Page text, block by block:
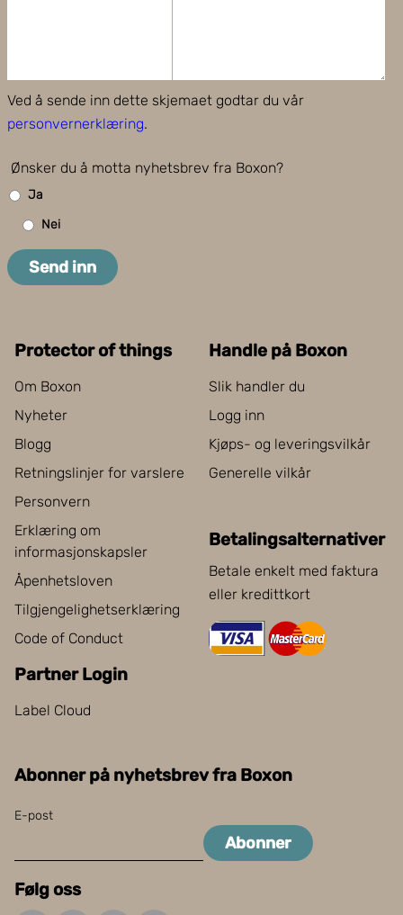
Ved å sende inn dette skjemaet godtar du vår
personvernerklæring.
Ønsker du å motta nyhetsbrev fra Boxon?
Ja
Nei
Send inn
Protector of things
Om Boxon
Nyheter
Blogg
Retningslinjer for varslere
Personvern
Erklæring om
informasjonskapsler
Åpenhetsloven
Tilgjengelighetserklæring
Code of Conduct
Partner Login
Label Cloud
Handle på Boxon
Slik handler du
Logg inn
Kjøps- og leveringsvilkår
Generelle vilkår
Betalingsalternativer
Betale enkelt med faktura
eller kredittkort
Abonner på nyhetsbrev fra Boxon
E-post
Abonner
Følg oss